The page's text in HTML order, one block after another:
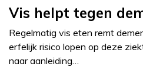
Vis helpt tegen
Regelmatig vis eten remt
erfelijk risico lopen op deze
naar aanleiding…